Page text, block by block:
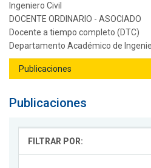
Ingeniero Civil
DOCENTE ORDINARIO - ASOCIADO
Docente a tiempo completo (DTC)
Departamento Académico de
Publicaciones
FILTRAR POR: